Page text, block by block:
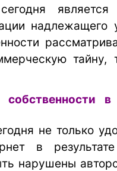
сегодня
тайну,
собственности
не только
в
нарушены